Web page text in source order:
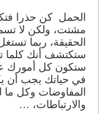
الحمل كن حذرا
مشتت، ولكن لا
الحقيقة، ربما
ستكتشف أنك كلما
ستكون كل أمورك
في حياتك يجب أن
المفاوضات وكل ما
والارتباطات، …